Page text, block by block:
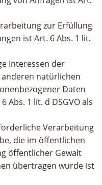
zur Erfüllung
ist Art. 6 Abs. 1 lit.
Interessen der
natürlichen
Daten
Abs. 1 lit. d DSGVO als
Verarbeitung
die im öffentlichen
öffentlicher Gewalt
übertragen wurde ist